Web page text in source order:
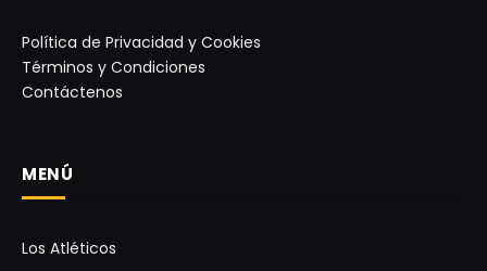
Política de Privacidad y Cookies
Términos y Condiciones
Contáctenos
MENÚ
Los Atléticos